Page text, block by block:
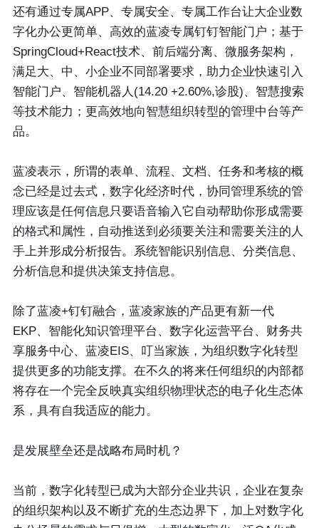
还有通过专属APP、专属安全、专属工作台让大企业数
字化办公更简单、高效的蓝凌专属钉钉智能门户；基于
SpringCloud+React技术、前后端分离、微服务架构，
满足大、中、小企业不同部署要求，助力企业快速引入
智能门户、智能机器人(14.20 +2.60%,诊股)、智慧搜索
等技术能力；更高效地向智慧组织转型的管理中台等产
品。
蓝凌表示，所谓的表单、流程、文档、任务和考核的概
念已经是过去式，数字化经济时代，协同管理系统的管
理应该是任何信息只要语音输入它自动帮助你形成需要
的格式和属性，自动推送到必须要关注和需要关注的人
手上并形成分析报告。系统智能识别信息、分类信息、
分析信息和提供决策支持信息。
除了蓝凌+钉钉融合，蓝凌家族的产品更有新一代
EKP、智能化知识管理平台、数字化运营平台、财务共
享服务中心、蓝凌EIS、叮当家族，为组织数字化转型
提供更多的功能支撑。在不久的将来任何组织的内部都
将存在一个完全反映真实组织物理状态的电子化生态体
系，具有自我适应的能力。
是发展壁垒还是战略布局时机？
当前，数字化转型已成为大部分企业共识，企业在复杂
的组织架构以及不断扩充的生态边界下，加上对数字化